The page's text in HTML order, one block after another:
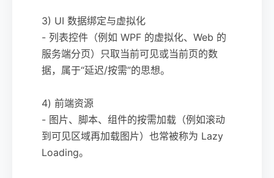
3) UI 数据绑定与虚拟化
- 列表控件（例如 WPF 的虚拟化、Web 的
服务端分页）只取当前可见或当前页的数
据，属于“延迟/按需”的思想。
4) 前端资源
- 图片、脚本、组件的按需加载（例如滚动
到可见区域再加载图片）也常被称为 Lazy
Loading。